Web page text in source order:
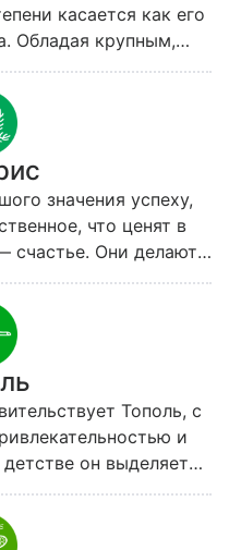
касается как его
Обладая крупным,
телом, Вяз не
себе внимания и
немало
постоянны в своих
так и к вещам. Часто,
они посвящают
всю жизнь.
значения успеху,
что ценят в
счастье. Они делают
проблем и как
жизни.
Тополь, с
и
он выделяется
в подростковом
грацией, в юности —
Тополь начинает